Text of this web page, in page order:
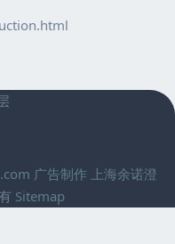
广告制作 上海余诺澄
Sitemap